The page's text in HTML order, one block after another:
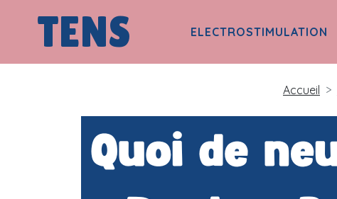
TENS ELECTROSTIMULATION
Accueil